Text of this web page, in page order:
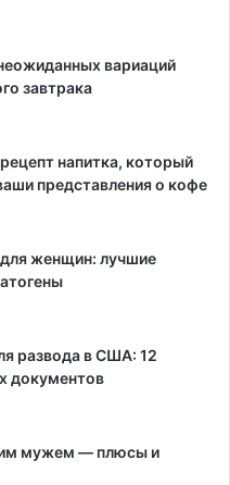
вариаций
завтрака
напитка, который
представления о кофе
женщин: лучшие
развода в США: 12
документов
мужем — плюсы и